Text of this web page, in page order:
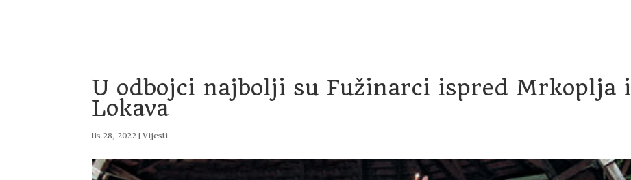
U odbojci najbolji su Fužinarci ispred Mrkoplja i
Lokava
lis 28, 2022|Vijesti